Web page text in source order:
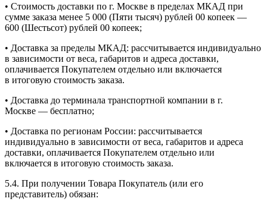
• Стоимость доставки по г. Москве в пределах МКАД при
сумме заказа менее 5 000 (Пяти тысяч) рублей 00 копеек —
600 (Шестьсот) рублей 00 копеек;
• Доставка за пределы МКАД: рассчитывается индивидуально
в зависимости от веса, габаритов и адреса доставки,
оплачивается Покупателем отдельно или включается
в итоговую стоимость заказа.
• Доставка до терминала транспортной компании в г.
Москве — бесплатно;
• Доставка по регионам России: рассчитывается
индивидуально в зависимости от веса, габаритов и адреса
доставки, оплачивается Покупателем отдельно или
включается в итоговую стоимость заказа.
5.4. При получении Товара Покупатель (или его
представитель) обязан: